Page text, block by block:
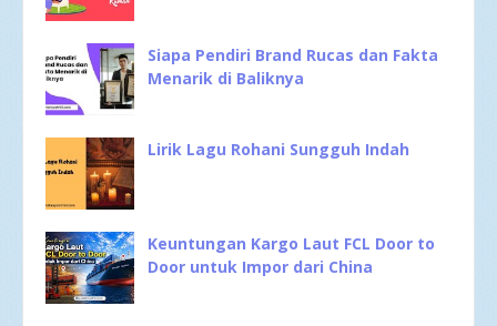
Siapa Pendiri Brand Rucas dan Fakta
Menarik di Baliknya
Lirik Lagu Rohani Sungguh Indah
Keuntungan Kargo Laut FCL Door to
Door untuk Impor dari China